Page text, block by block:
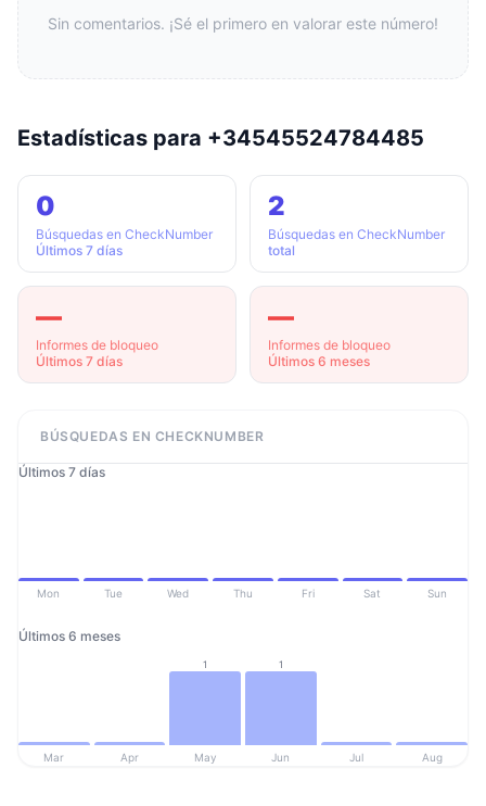
Sin comentarios. ¡Sé el primero en valorar este número!
Estadísticas para +34545524784485
0
Búsquedas en CheckNumber
Últimos 7 días
2
Búsquedas en CheckNumber
total
—
Informes de bloqueo
Últimos 7 días
—
Informes de bloqueo
Últimos 6 meses
BÚSQUEDAS EN CHECKNUMBER
Últimos 7 días
Mon Tue Wed Thu Fri Sat Sun
Últimos 6 meses
1 1
Mar Apr May Jun Jul Aug